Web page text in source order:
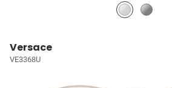
Versace
VE3368U